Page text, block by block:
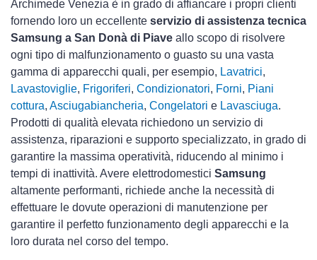
Archimede Venezia è in grado di affiancare i propri clienti
fornendo loro un eccellente servizio di assistenza tecnica
Samsung a San Donà di Piave allo scopo di risolvere
ogni tipo di malfunzionamento o guasto su una vasta
gamma di apparecchi quali, per esempio, Lavatrici,
Lavastoviglie, Frigoriferi, Condizionatori, Forni, Piani
cottura, Asciugabiancheria, Congelatori e Lavasciuga.
Prodotti di qualità elevata richiedono un servizio di
assistenza, riparazioni e supporto specializzato, in grado di
garantire la massima operatività, riducendo al minimo i
tempi di inattività. Avere elettrodomestici Samsung
altamente performanti, richiede anche la necessità di
effettuare le dovute operazioni di manutenzione per
garantire il perfetto funzionamento degli apparecchi e la
loro durata nel corso del tempo.